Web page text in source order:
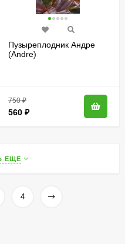
Пузыреплодник Андре
(Andre)
750₽
560 ₽
ЕЩЕ
4